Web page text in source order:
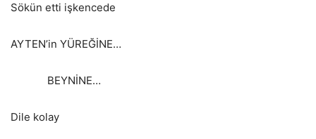
Sökün etti işkencede
AYTEN’in YÜREĞİNE…
BEYNİNE…
Dile kolay